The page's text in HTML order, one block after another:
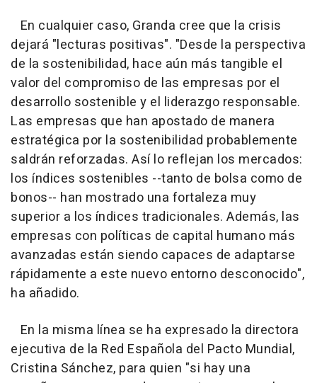
En cualquier caso, Granda cree que la crisis
dejará "lecturas positivas". "Desde la perspectiva
de la sostenibilidad, hace aún más tangible el
valor del compromiso de las empresas por el
desarrollo sostenible y el liderazgo responsable.
Las empresas que han apostado de manera
estratégica por la sostenibilidad probablemente
saldrán reforzadas. Así lo reflejan los mercados:
los índices sostenibles --tanto de bolsa como de
bonos-- han mostrado una fortaleza muy
superior a los índices tradicionales. Además, las
empresas con políticas de capital humano más
avanzadas están siendo capaces de adaptarse
rápidamente a este nuevo entorno desconocido",
ha añadido.
En la misma línea se ha expresado la directora
ejecutiva de la Red Española del Pacto Mundial,
Cristina Sánchez, para quien "si hay una